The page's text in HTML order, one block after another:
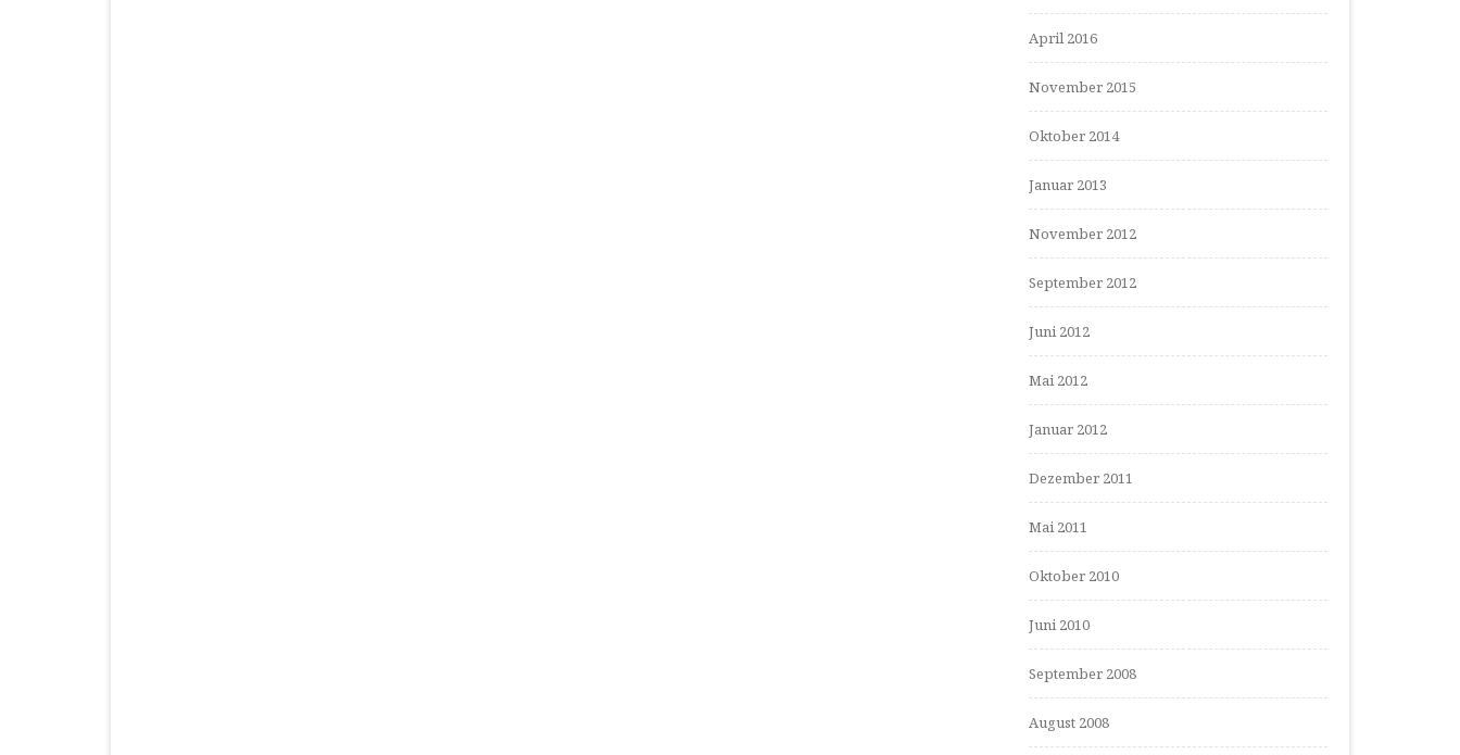
April 2016
November 2015
Oktober 2014
Januar 2013
November 2012
September 2012
Juni 2012
Mai 2012
Januar 2012
Dezember 2011
Mai 2011
Oktober 2010
Juni 2010
September 2008
August 2008